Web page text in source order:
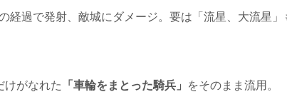
経過で発射、敵城にダメージ。要は「流星、大流星」
けがなれた
「車輪をまとった騎兵」
をそのまま流用。